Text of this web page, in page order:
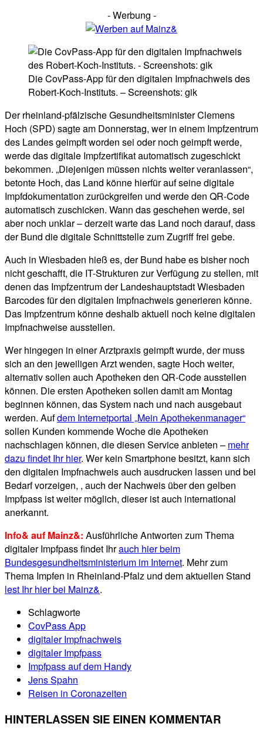
- Werbung -
Die CovPass-App für den digitalen Impfnachweis des
Robert-Koch-Instituts. – Screenshots: gik
Der rheinland-pfälzische Gesundheitsminister Clemens
Hoch (SPD) sagte am Donnerstag, wer in einem Impfzentrum
des Landes geimpft worden sei oder noch geimpft werde,
werde das digitale Impfzertifikat automatisch zugeschickt
bekommen. „Diejenigen müssen nichts weiter veranlassen“,
betonte Hoch, das Land könne hierfür auf seine digitale
Impfdokumentation zurückgreifen und werde den QR-Code
automatisch zuschicken. Wann das geschehen werde, sei
aber noch unklar – derzeit warte das Land noch darauf, dass
der Bund die digitale Schnittstelle zum Zugriff frei gebe.
Auch in Wiesbaden hieß es, der Bund habe es bisher noch
nicht geschafft, die IT-Strukturen zur Verfügung zu stellen, mit
denen das Impfzentrum der Landeshauptstadt Wiesbaden
Barcodes für den digitalen Impfnachweis generieren könne.
Das Impfzentrum könne deshalb aktuell noch keine digitalen
Impfnachweise ausstellen.
Wer hingegen in einer Arztpraxis geimpft wurde, der muss
sich an den jeweiligen Arzt wenden, sagte Hoch weiter,
alternativ sollen auch Apotheken den QR-Code ausstellen
können. Die ersten Apotheken sollen damit am Montag
beginnen können, das System nach und nach ausgebaut
werden. Aufdem Internetportal „Mein Apothekenmanager“
sollen Kunden kommende Woche die Apotheken
nachschlagen können, die diesen Service anbieten – mehr
dazu findet Ihr hier. Wer kein Smartphone besitzt, kann sich
den digitalen Impfnachweis auch ausdrucken lassen und bei
Bedarf vorzeigen, , auch der Nachweis über den gelben
Impfpass ist weiter möglich, dieser ist auch international
anerkannt.
Info& auf Mainz&: Ausführliche Antworten zum Thema
digitaler Impfpass findet Ihrauch hier beim
Bundesgesundheitsministerium im Internet. Mehr zum
Thema Impfen in Rheinland-Pfalz und dem aktuellen Stand
lest Ihr hier bei Mainz&.
Schlagworte
CovPass App
digitaler Impfnachweis
digitaler Impfpass
Impfpass auf dem Handy
Jens Spahn
Reisen in Coronazeiten
HINTERLASSEN SIE EINEN KOMMENTAR